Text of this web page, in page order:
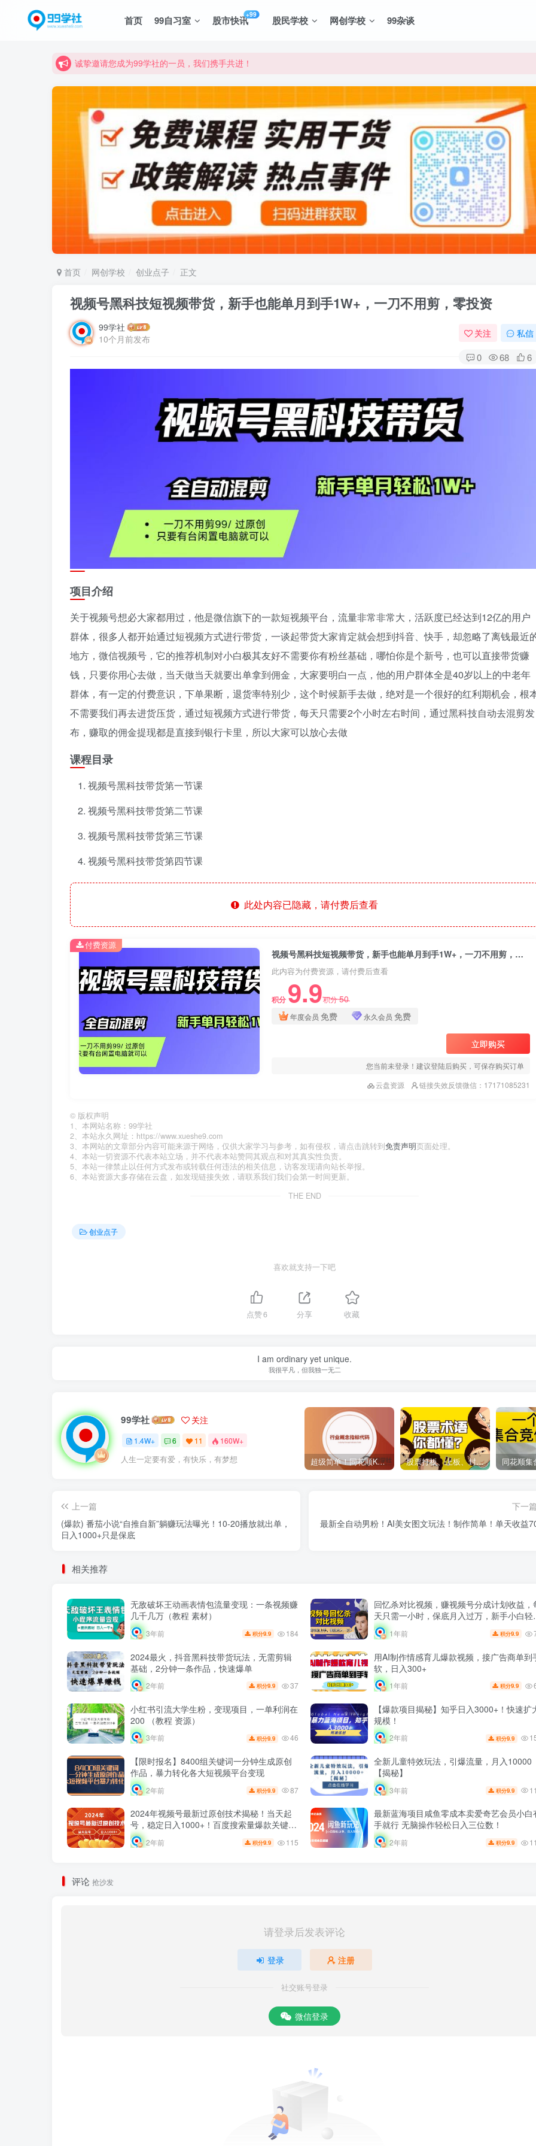
首页 99自习室 股市快讯+99 股民学校 网创学校 99杂谈
诚挚邀请您成为99学社的一员，我们携手共进！
诚挚邀请您成为99学社的一员，我们携手共进！
学习路上不孤独，99学社与你同行！分享全网优质VIP资源，炒股教程、创业教程、网络营销教程、自媒体短视频教程等，长
首页 网创学校 创业点子 正文
视频号黑科技短视频带货，新手也能单月到手1W+，一刀不用剪，零投资
99学社
10个月前发布
关注 私信
0 68 6
项目介绍
关于视频号想必大家都用过，他是微信旗下的一款短视频平台，流量非常非常大，活跃度已经达到12亿的用户
群体，很多人都开始通过短视频方式进行带货，一谈起带货大家肯定就会想到抖音、快手，却忽略了离钱最近
地方，微信视频号，它的推荐机制对小白极其友好不需要你有粉丝基础，哪怕你是个新号，也可以直接带货赚
钱，只要你用心去做，当天做当天就要出单拿到佣金，大家要明白一点，他的用户群体全是40岁以上的中老年
群体，有一定的付费意识，下单果断，退货率特别少，这个时候新手去做，绝对是一个很好的红利期机会，根
不需要我们再去进货压货，通过短视频方式进行带货，每天只需要2个小时左右时间，通过黑科技自动去混剪发
布，赚取的佣金提现都是直接到银行卡里，所以大家可以放心去做
课程目录
视频号黑科技带货第一节课
视频号黑科技带货第二节课
视频号黑科技带货第三节课
视频号黑科技带货第四节课
此处内容已隐藏，请付费后查看
视频号黑科技短视频带货，新手也能单月到手1W+，一刀不用剪，零投资
此内容为付费资源，请付费后查看
积分 9.9积分50
年度会员 免费 永久会员 免费
立即购买
您当前未登录！建议登陆后购买，可保存购买订单
云盘资源
链接失效反馈微信：17171085231
付费资源
© 版权声明
1、本网站名称：99学社
2、本站永久网址：https://www.xueshe9.com
3、本网站的文章部分内容可能来源于网络，仅供大家学习与参考，如有侵权，请点击跳转到免责声明页面处理。
4、本站一切资源不代表本站立场，并不代表本站赞同其观点和对其真实性负责。
5、本站一律禁止以任何方式发布或转载任何违法的相关信息，访客发现请向站长举报。
6、本站资源大多存储在云盘，如发现链接失效，请联系我们我们会第一时间更新。
THE END
创业点子
喜欢就支持一下吧
点赞6 分享 收藏
I am ordinary yet unique.
我很平凡，但我独一无二
99学社 关注
1.4W+ 6 11 160W+
人生一定要有爱，有快乐，有梦想 超级简单！同花顺K线界面显示行业概念指标代码图解 股票打板、上板、封板、翘板、炸板是什么意思？炒股你必须懂的暗语！
上一篇
(爆款) 番茄小说“自推自新”躺赚玩法曝光！10-20播放就出单，
日入1000+只是保底
下一篇
最新全自动男粉！AI美女图文玩法！制作简单！单天收益
相关推荐
无敌破坏王动画表情包流量变现：一条视频赚
几千几万（教程 素材）
3年前 积分9.9 184
回忆杀对比视频，赚视频号分成计划收益，
天只需一小时，保底月入过万，新手小白轻
上手
1年前 积分9.9
2024最火，抖音黑科技带货玩法，无需剪辑
基础，2分钟一条作品，快速爆单
2年前 积分9.9 37
用AI制作情感育儿爆款视频，接广告商单到
软，日入300+
1年前 积分9.9
小红书引流大学生粉，变现项目，一单利润在
200 （教程 资源）
3年前 积分9.9 46
【爆款项目揭秘】知乎日入3000+！快速扩
规模！
2年前 积分9.9
【限时报名】8400组关键词一分钟生成原创
作品，暴力转化各大短视频平台变现
2年前 积分9.9 87
全新儿童特效玩法，引爆流量，月入10000
【揭秘】
3年前 积分9.9
2024年视频号最新过原创技术揭秘！当天起
号，稳定日入1000+！百度搜索量爆款关键词
大揭秘！
2年前 积分9.9 115
最新蓝海项目咸鱼零成本卖爱奇艺会员小白
手就行 无脑操作轻松日入三位数！
2年前 积分9.9
评论 抢沙发
请登录后发表评论
登录 注册
社交账号登录
微信登录